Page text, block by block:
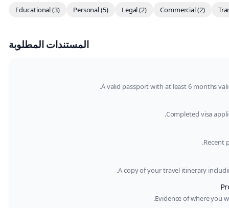
Educational (3) Personal (5) Legal (2) Commercial (2)
المستندات المطلوبة
A valid passport with at least 6 months
Completed visa
Recent
A copy of your travel itinerary
Evidence of where you